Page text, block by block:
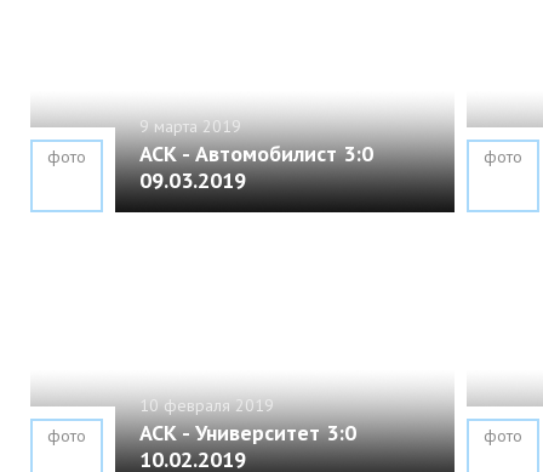
9 марта 2019
АСК - Автомобилист 3:0
09.03.2019
фото фото
10 февраля 2019
АСК - Университет 3:0
10.02.2019
фото фото